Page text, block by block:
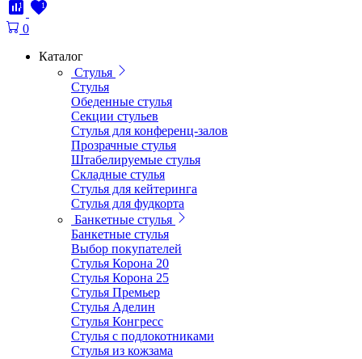
1 1
0
Каталог
Стулья
Стулья
Обеденные стулья
Секции стульев
Стулья для конференц-залов
Прозрачные стулья
Штабелируемые стулья
Складные стулья
Стулья для кейтеринга
Стулья для фудкорта
Банкетные стулья
Банкетные стулья
Выбор покупателей
Стулья Корона 20
Стулья Корона 25
Стулья Премьер
Стулья Аделин
Стулья Конгресс
Стулья с подлокотниками
Стулья из кожзама